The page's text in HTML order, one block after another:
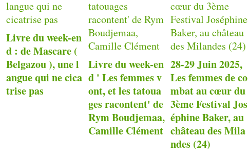
Livre du week-en
d : de Mascare (
Belgazou ), une l
angue qui ne cica
trise pas
Livre du week-en
d ' Les femmes v
ont, et les tatoua
ges racontent' de
Rym Boudjemaa,
Camille Clément
28-29 Juin 2025,
Les femmes de co
mbat au cœur du
3ème Festival Jos
éphine Baker, au
château des Mila
ndes (24)